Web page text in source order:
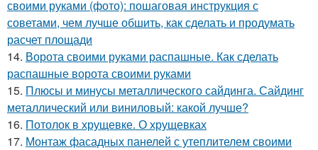
своими руками (фото): пошаговая инструкция с
советами, чем лучше обшить, как сделать и продумать
расчет площади
14. Ворота своими руками распашные. Как сделать
распашные ворота своими руками
15. Плюсы и минусы металлического сайдинга. Сайдинг
металлический или виниловый: какой лучше?
16. Потолок в хрущевке. О хрущевках
17. Монтаж фасадных панелей с утеплителем своими